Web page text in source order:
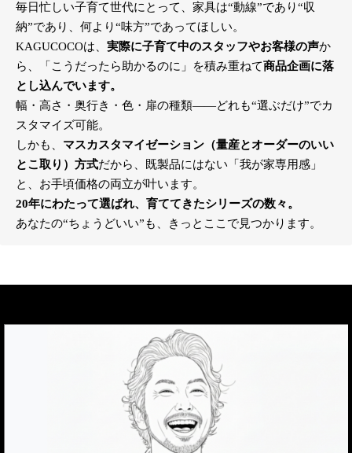
毎日忙しい子育て世代にとって、家具は“動線”であり“収
納”であり、何より“味方”であってほしい。
KAGUCOCOは、 実際に子育て中のスタッフやお客様の声か
ら、「こうだったら助かるのに」を積み重ねて商品企画に落
とし込んでいます。
幅・高さ・奥行き・色・扉の種類――どれも“選ぶだけ”でカ
スタマイズ可能。
しかも、 マスカスタマイゼーション（量産とオーダーのいい
とこ取り）方式だから、既製品にはない「我が家専用感」
と、お手頃価格の両立が叶います。
20年にわたって選ばれ、育ててきたシリーズの数々。
あなたの“ちょうどいい”も、きっとここで見つかります。